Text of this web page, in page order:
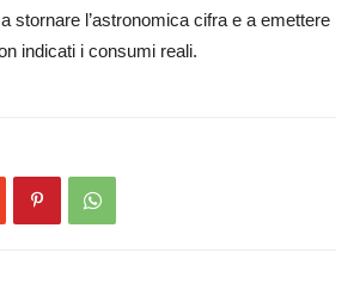
stornare l’astronomica cifra e a emettere
indicati i consumi reali.